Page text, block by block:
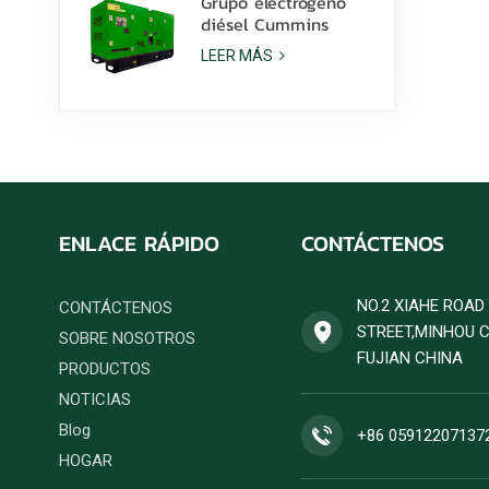
diésel Cummins
6ZTAA13-G2 de 425
kVA para aplicaciones
LEER MÁS
ENLACE RÁPIDO
CONTÁCTENOS
SOBRE NOSOTROS
PRODUCTOS
NOTICIAS
Blog
HOGAR
CONTÁCTENOS
NO.2 XIAHE
STREET,MINHOU
FUJIAN CHINA
+86